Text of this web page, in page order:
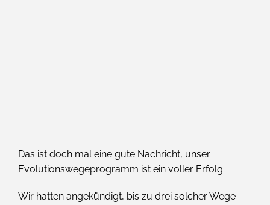
Das ist doch mal eine gute Nachricht, unser
Evolutionswegeprogramm ist ein voller Erfolg.
Wir hatten angekündigt, bis zu drei solcher Wege